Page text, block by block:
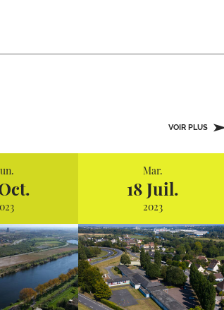
VOIR PLUS
Mar.
18 Juil.
2023